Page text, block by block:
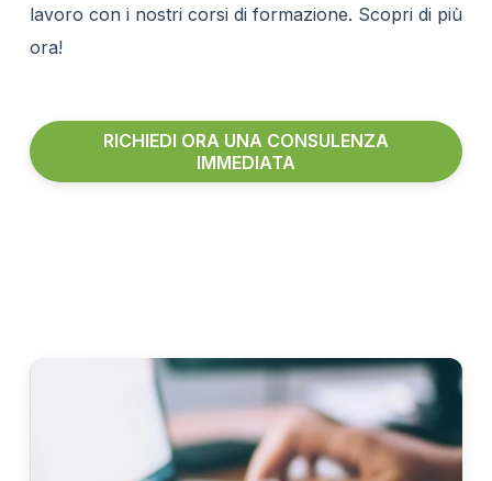
lavoro con i nostri corsi di formazione. Scopri di più
ora!
RICHIEDI ORA UNA CONSULENZA
IMMEDIATA